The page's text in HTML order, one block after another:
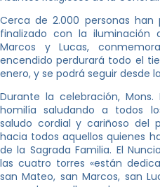
Cerca de 2.000 personas
finalizado con la iluminación
Marcos y Lucas,
encendido perdurará todo el
enero, y se podrá seguir desde
Durante la celebración,
homilía saludando a todos
saludo cordial y cariñoso del
hacia todos aquellos quienes
de la Sagrada Familia. El
las cuatro torres «están
san Mateo, san Marcos, san